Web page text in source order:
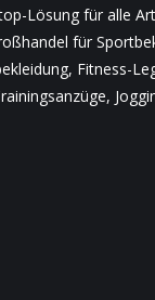
Lösung für alle
für
Fitness-